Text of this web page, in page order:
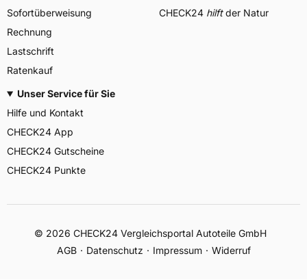
Sofortüberweisung
Rechnung
Lastschrift
Ratenkauf
CHECK24 hilftder Natur
Unser Service für Sie
Hilfe und Kontakt
CHECK24 App
CHECK24 Gutscheine
CHECK24 Punkte
© 2026 CHECK24 Vergleichsportal Autoteile GmbH
AGB
Datenschutz Impressum Widerruf